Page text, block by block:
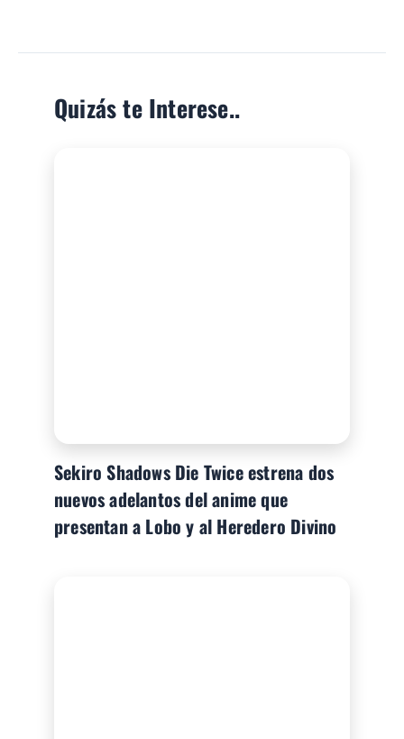
Quizás te Interese..
Sekiro Shadows Die Twice estrena dos
nuevos adelantos del anime que
presentan a Lobo y al Heredero Divino